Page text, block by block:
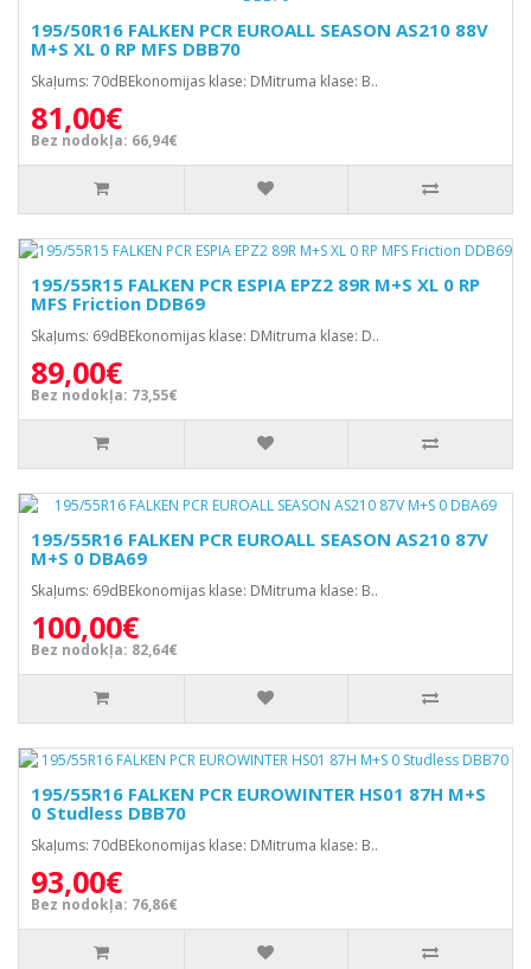
195/50R16 FALKEN PCR EUROALL SEASON AS210 88V
M+S XL 0 RP MFS DBB70
Skaļums: 70dBEkonomijas klase: DMitruma klase: B..
81,00€
Bez nodokļa: 66,94€
195/55R15 FALKEN PCR ESPIA EPZ2 89R M+S XL 0 RP
MFS Friction DDB69
Skaļums: 69dBEkonomijas klase: DMitruma klase: D..
89,00€
Bez nodokļa: 73,55€
195/55R16 FALKEN PCR EUROALL SEASON AS210 87V
M+S 0 DBA69
Skaļums: 69dBEkonomijas klase: DMitruma klase: B..
100,00€
Bez nodokļa: 82,64€
195/55R16 FALKEN PCR EUROWINTER HS01 87H M+S
0 Studless DBB70
Skaļums: 70dBEkonomijas klase: DMitruma klase: B..
93,00€
Bez nodokļa: 76,86€